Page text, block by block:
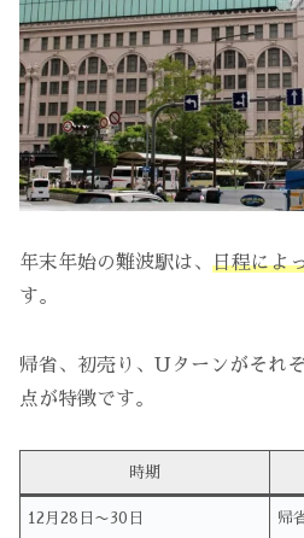
年末年始の難波駅は、 日程によ
す。
帰省、初売り、Uターンがそれ
点が特徴です。
時期
12月28日〜30日 帰